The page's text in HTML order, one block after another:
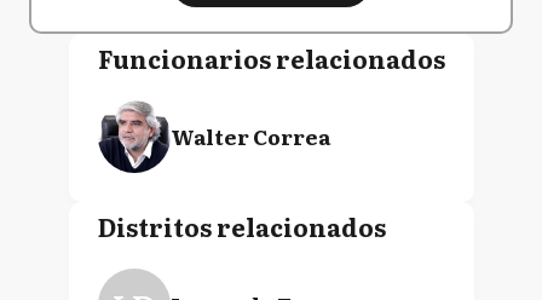
Funcionarios relacionados
Walter Correa
Distritos relacionados